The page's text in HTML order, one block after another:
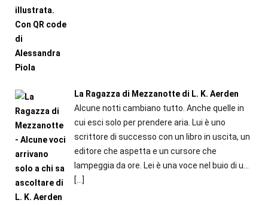
La Ragazza di Mezzanotte di L. K. Aerden
Alcune notti cambiano tutto. Anche quelle in
cui esci solo per prendere aria. Lui è uno
scrittore di successo con un libro in uscita, un
editore che aspetta e un cursore che
lampeggia da ore. Lei è una voce nel buio di u...
[…]